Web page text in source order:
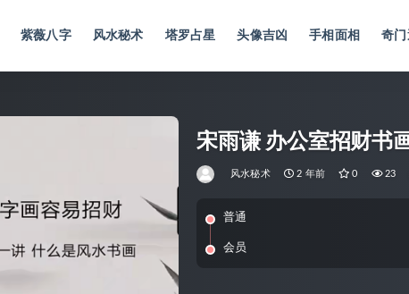
紫薇八字 风水秘术 塔罗占星 头像吉凶 手相面相 奇门
宋雨谦 办公室招财书
风水秘术 2 年前 0 23
普通
会员